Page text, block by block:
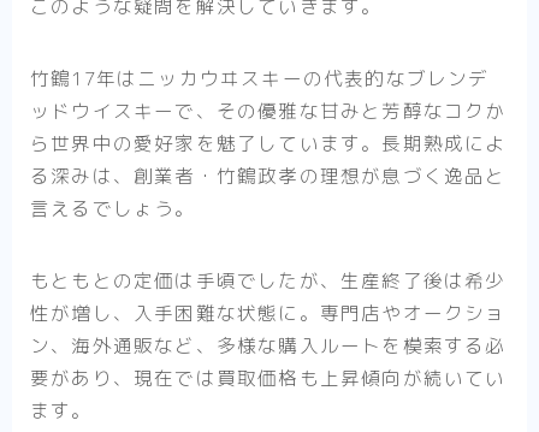
このような疑問を解決していきます。
竹鶴17年はニッカウヰスキーの代表的なブレンデ
ッドウイスキーで、その優雅な甘みと芳醇なコクか
ら世界中の愛好家を魅了しています。長期熟成によ
る深みは、創業者・竹鶴政孝の理想が息づく逸品と
言えるでしょう。
もともとの定価は手頃でしたが、生産終了後は希少
性が増し、入手困難な状態に。専門店やオークショ
ン、海外通販など、多様な購入ルートを模索する必
要があり、現在では買取価格も上昇傾向が続いてい
ます。